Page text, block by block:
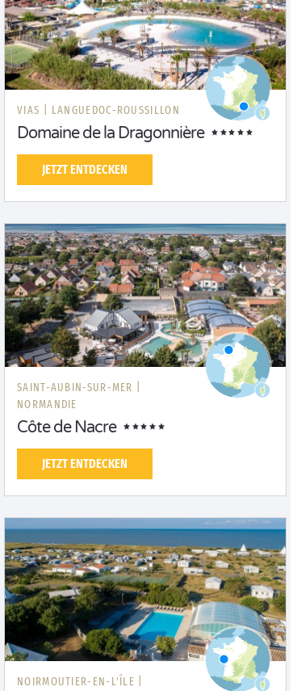
VIAS | LANGUEDOC-ROUSSILLON
Domaine de la Dragonnière
JETZT ENTDECKEN
SAINT-AUBIN-SUR-MER |
NORMANDIE
Côte de Nacre
JETZT ENTDECKEN
NOIRMOUTIER-EN-L'ÎLE |